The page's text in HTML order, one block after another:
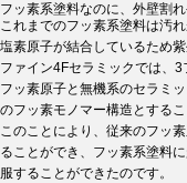
フッ素系塗料なのに、外壁割
これまでのフッ素系塗料は汚
塩素原子が結合しているため
ファイン4Fセラミックでは、3
フッ素原子と無機系のセラミ
のフッ素モノマー構造とする
このことにより、従来のフッ
ることができ、フッ素系塗料
服することができたのです。